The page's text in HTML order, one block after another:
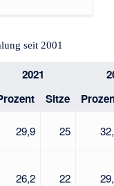
seit 2001
2021
Sitze
29,9 25
26,2 22